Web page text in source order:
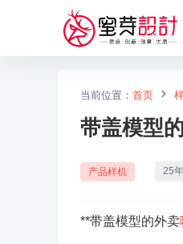
当前位置： 首页
带盖模型
产品样机 25
**带盖模型的外卖